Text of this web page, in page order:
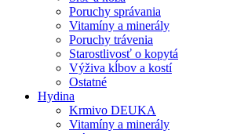
Poruchy správania
Vitamíny a minerály
Poruchy trávenia
Starostlivosť o kopytá
Výživa kĺbov a kostí
Ostatné
Hydina
Krmivo DEUKA
Vitamíny a minerály